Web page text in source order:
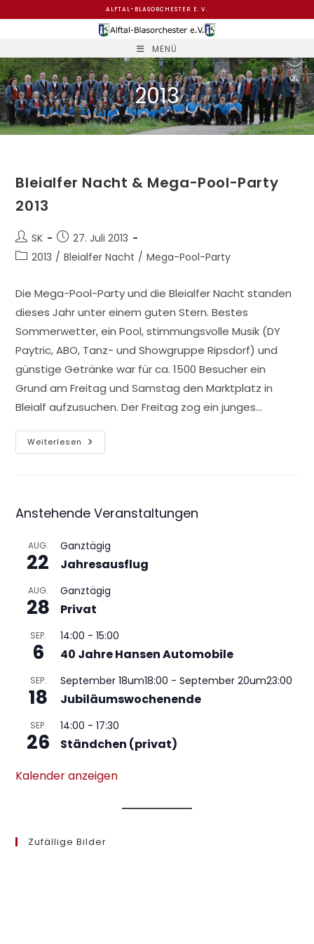
ALFTAL-BLASORCHESTER E. V.
MENÜ
2013
Bleialfer Nacht & Mega-Pool-Party
2013
Beitrags-
Autor:
SK
Beitrag
veröffentlicht:
27. Juli 2013
Beitrags-
2013 / Bleialfer Nacht / Mega-Pool-Party
Die Mega-Pool-Party und die Bleialfer Nacht standen
dieses Jahr unter einem guten Stern. Bestes
Sommerwetter, ein Pool, stimmungsvolle Musik (DY
Paytric, ABO, Tanz- und Showgruppe Ripsdorf) und
günstige Getränke war für ca. 1500 Besucher ein
Grund am Freitag und Samstag den Marktplatz in
Bleialf aufzusuchen. Der Freitag zog ein junges…
Weiterlesen Bleialfer
Nacht
Anstehende Veranstaltungen
AUG.
22
Ganztägig
Jahresausflug
AUG.
28
Ganztägig
Privat
SEP.
6
14:00 -15:00
40 Jahre Hansen Automobile
SEP.
18
September 18um18:00 -September 20um23:00
Jubiläumswochenende
SEP.
26
14:00 -17:30
Ständchen (privat)
Kalender anzeigen
Zufällige Bilder